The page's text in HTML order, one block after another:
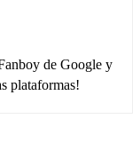
de Google y
plataformas!